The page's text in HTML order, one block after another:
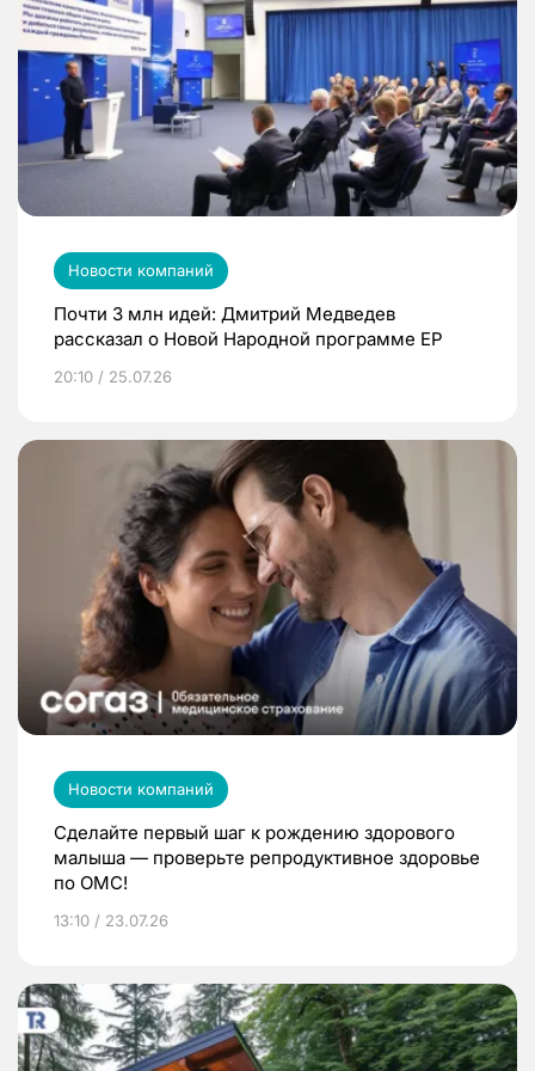
Новости компаний
Почти 3 млн идей: Дмитрий Медведев
рассказал о Новой Народной программе ЕР
20:10 / 25.07.26
Новости компаний
Сделайте первый шаг к рождению здорового
малыша — проверьте репродуктивное здоровье
по ОМС!
13:10 / 23.07.26